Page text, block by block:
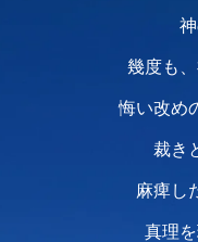
幾度も
悔い改め
裁き
麻痺し
真理